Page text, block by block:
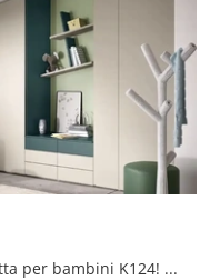
Clicca e scopri di più sulla cameretta per bambini K124! Le Camerette con letti scorrevoli Moretti Compact Camerette ti attendono.